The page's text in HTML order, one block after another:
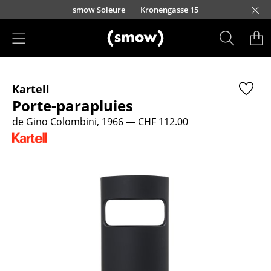
Accéder directement au contenu
smow Soleure Kronengasse 15
Sièges
Chaises de cuisine & salle à manger
Canapés
Kartell
Porte-parapluies
de Gino Colombini, 1966— CHF 112.00